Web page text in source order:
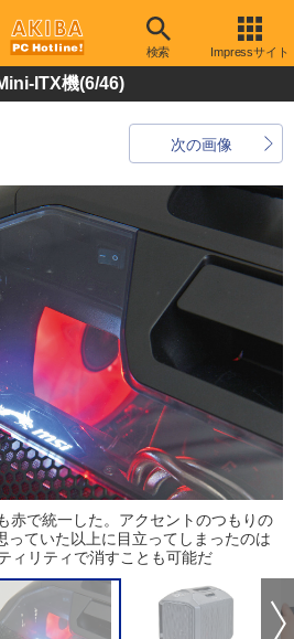
検索 Impressサイト
ITX機(6/46)
次の画像
赤で統一した。アクセントのつもりの
っていた以上に目立ってしまったのは
ィリティで消すことも可能だ